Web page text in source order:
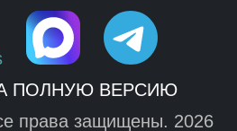
ПОЛНУЮ ВЕРСИЮ
права защищены. 2026